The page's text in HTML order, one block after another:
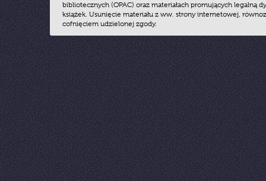
bibliotecznych (OPAC) oraz materiałach promujących legalną
książek. Usunięcie materiału z ww. strony internetowej,
cofnięciem udzielonej zgody.